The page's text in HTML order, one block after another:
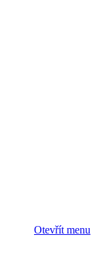
Otevřít menu